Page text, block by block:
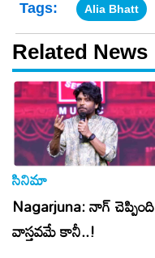
Tags: Alia Bhatt
Related News
సినిమా
Nagarjuna: నాగ్ చెప్పింది
వాస్తవమే కానీ..!